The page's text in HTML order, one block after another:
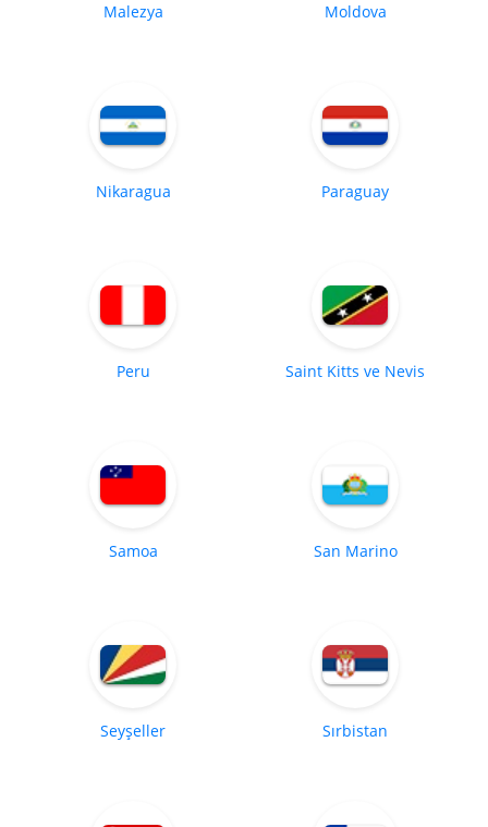
Malezya Moldova
Nikaragua Paraguay
Peru Saint Kitts ve Nevis
Samoa San Marino
Seyşeller Sırbistan